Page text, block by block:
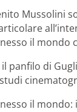
Mussolini
il mondo
il panfilo di
il mondo: